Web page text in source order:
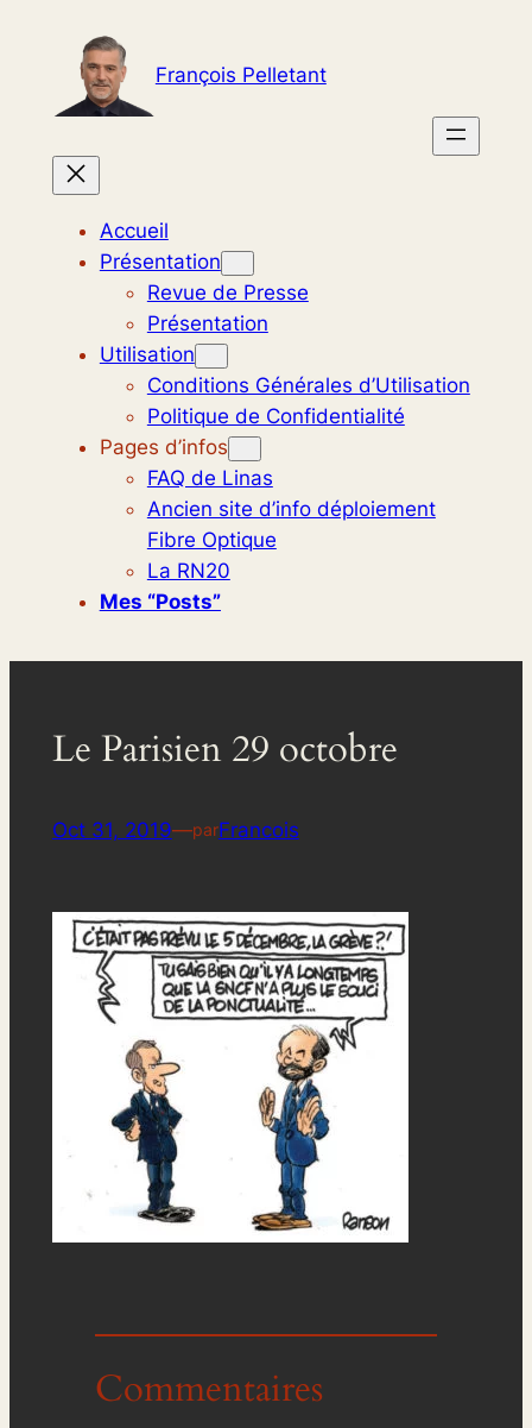
contenu
François Pelletant
Accueil
Présentation
Revue de Presse
Présentation
Utilisation
Conditions Générales d’Utilisation
Politique de Confidentialité
Pages d’infos
FAQ de Linas
Ancien site d’info déploiement
Fibre Optique
La RN20
Mes “posts”
Le Parisien 29 octobre
Oct 31, 2019—parFrancois
Commentaires